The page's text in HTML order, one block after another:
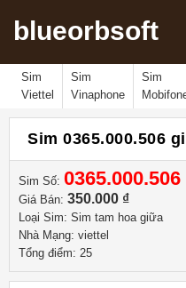
blueorbsoft
Sim
Viettel
Sim
Vinaphone
Sim
Sim 0365.000.506
Sim Số: 0365.000.506
Giá Bán: 350.000 ₫
Loại Sim: Sim tam hoa giữa
Nhà Mạng: viettel
Tổng điểm: 25